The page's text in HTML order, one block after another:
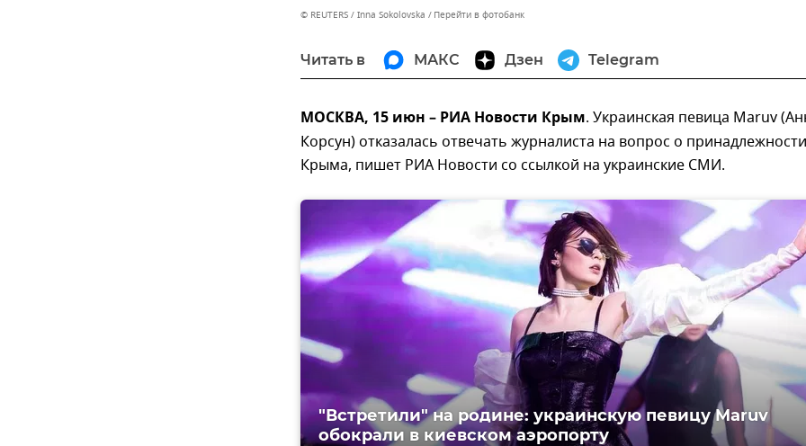
© REUTERS / Inna Sokolovska Перейти в фотобанк
Читать в МАКС Дзен Telegram
МОСКВА, 15 июн – РИА Новости Крым. Украинская певица Maruv
Корсун) отказалась отвечать журналиста на вопрос о принадлежности
Крыма, пишет РИА Новости со ссылкой на украинские СМИ.
"Встретили" на родине: украинскую певицу Maruv
обокрали в киевском аэропорту